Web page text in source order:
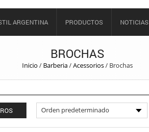
ARGENTINA PRODUCTOS NOTICIAS
BROCHAS
Inicio / Barberia/Acessorios/ Brochas